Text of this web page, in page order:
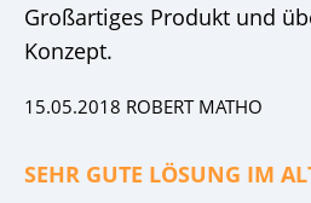
Großartiges Produkt und
Konzept.
15.05.2018 ROBERT MATHO
SEHR GUTE LÖSUNG IM